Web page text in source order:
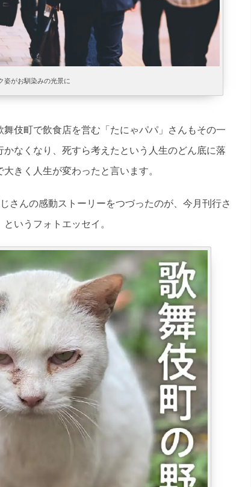
姿がお馴染みの光景に
伎町で飲食店を営む「たにゃパパ」さんもその一
なくなり、死すら考えたという人生のどん底に落
きく人生が変わったと言います。
さんの感動ストーリーをつづったのが、今月刊行さ
いうフォトエッセイ。